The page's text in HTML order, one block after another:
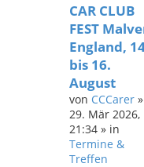
CAR CLUB
FEST
England,
bis 16.
August
von CCCarer »
29. Mär 2026,
21:34 » in
Termine &
Treffen